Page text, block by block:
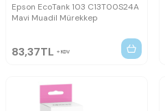
Epson EcoTank 103 C13T00S24A
Mavi Muadil Mürekkep
83,37TL KDV